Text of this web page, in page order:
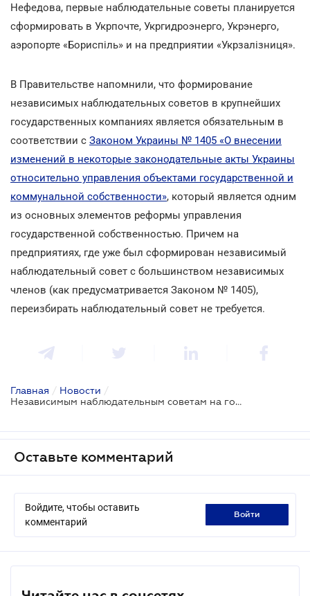
Нефедова, первые наблюдательные советы планируется
сформировать в Укрпочте, Укргидроэнерго, Укрэнерго,
аэропорте «Бориспіль» и на предприятии «Укрзалізниця».
В Правительстве напомнили, что формирование
независимых наблюдательных советов в крупнейших
государственных компаниях является обязательным в
соответствии с Законом Украины № 1405 «О внесении
изменений в некоторые законодательные акты Украины
относительно управления объектами государственной и
коммунальной собственности», который является одним
из основных элементов реформы управления
государственной собственностью. Причем на
предприятиях, где уже был сформирован независимый
наблюдательный совет с большинством независимых
членов (как предусматривается Законом № 1405),
переизбирать наблюдательный совет не требуется.
Главная / Новости /
Независимым наблюдательным советам на госпредприятиях быть
Оставьте комментарий
Войдите, чтобы оставить
комментарий
войти